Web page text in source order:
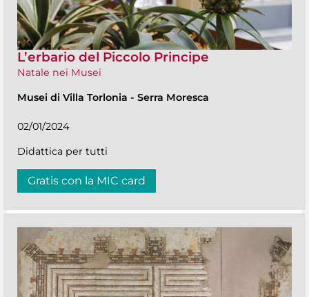
L’erbario del Piccolo Principe
Natale nei Musei
Musei di Villa Torlonia - Serra Moresca
02/01/2024
Didattica per tutti
Gratis con la MIC card